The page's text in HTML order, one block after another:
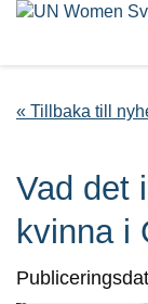
« Tillbaka till
Vad det
kvinna i